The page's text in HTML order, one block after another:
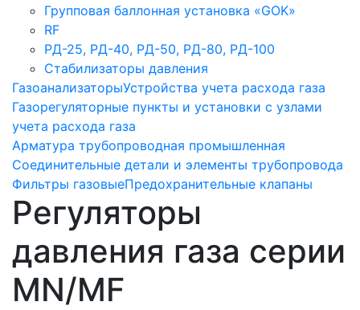
Групповая баллонная установка «GOK»
RF
РД-25, РД-40, РД-50, РД-80, РД-100
Стабилизаторы давления
ГазоанализаторыУстройства учета расхода газа
Газорегуляторные пункты и установки с узлами
учета расхода газа
Арматура трубопроводная промышленная
Соединительные детали и элементы трубопровода
Фильтры газовыеПредохранительные клапаны
Регуляторы
давления газа серии
MN/MF